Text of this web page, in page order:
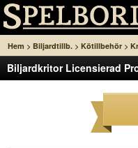
Hem > Biljardtillb. > Kötillbehör >
Biljardkritor Licensierad